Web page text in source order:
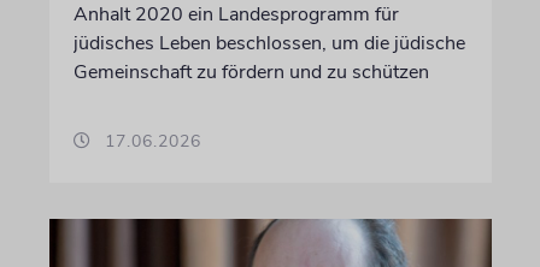
Anhalt 2020 ein Landesprogramm für
jüdisches Leben beschlossen, um die jüdische
Gemeinschaft zu fördern und zu schützen
17.06.2026